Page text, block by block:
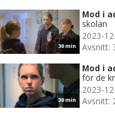
30 min
Mod i
skolan
2023-
Avsnitt:
30 min
Mod i
för de
2023-
Avsnitt: